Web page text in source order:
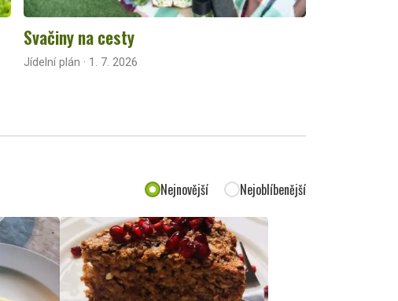
Svačiny na cesty
Jídelní plán · 1. 7. 2026
Nejnovější Nejoblíbenější